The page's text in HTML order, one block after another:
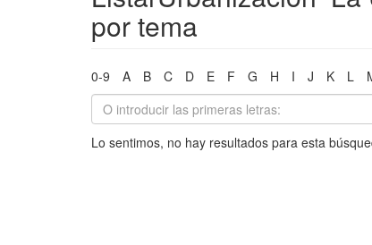
por tema
0-9 A B C D E F G H I J K L
Lo sentimos, no hay resultados para esta